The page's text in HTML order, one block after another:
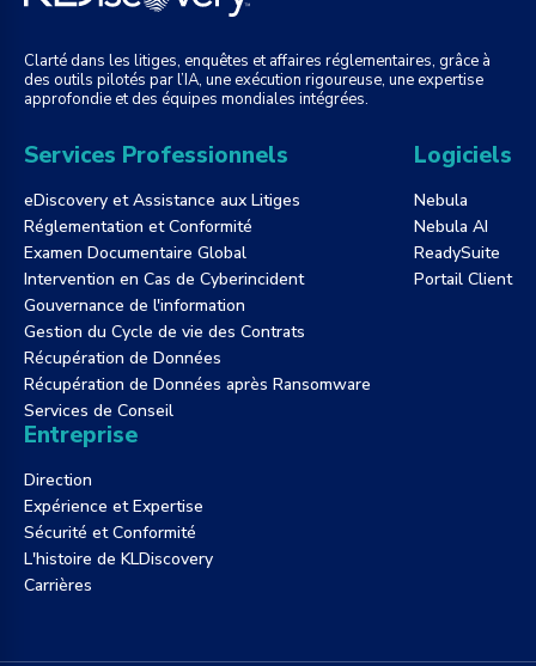
Clarté dans les litiges, enquêtes et affaires réglementaires, grâce à
des outils pilotés par l’IA, une exécution rigoureuse, une expertise
approfondie et des équipes mondiales intégrées.
Services Professionnels
eDiscovery et Assistance aux Litiges
Réglementation et Conformité
Examen Documentaire Global
Intervention en Cas de Cyberincident
Gouvernance de l'information
Gestion du Cycle de vie des Contrats
Récupération de Données
Récupération de Données après Ransomware
Services de Conseil
Logiciels
Nebula
Nebula AI
ReadySuite
Portail Client
Entreprise
Direction
Expérience et Expertise
Sécurité et Conformité
L'histoire de KLDiscovery
Carrières